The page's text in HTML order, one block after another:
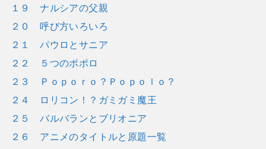
１９ ナルシアの父親
２０ 呼び方いろいろ
２１ パウロとサニア
２２ ５つのポポロ
２３ Ｐｏｐｏｒｏ？Ｐｏｐｏｌｏ？
２４ ロリコン！？ガミガミ魔王
２５ バルバランとブリオニア
２６ アニメのタイトルと原題一覧